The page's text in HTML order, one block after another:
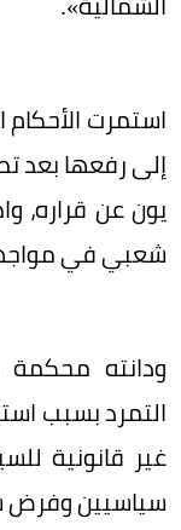
إلى رفعها بعد
يون عن قراره،
شعبي في
ودانته
التمرد بسبب
غير قانونية
سياسيين